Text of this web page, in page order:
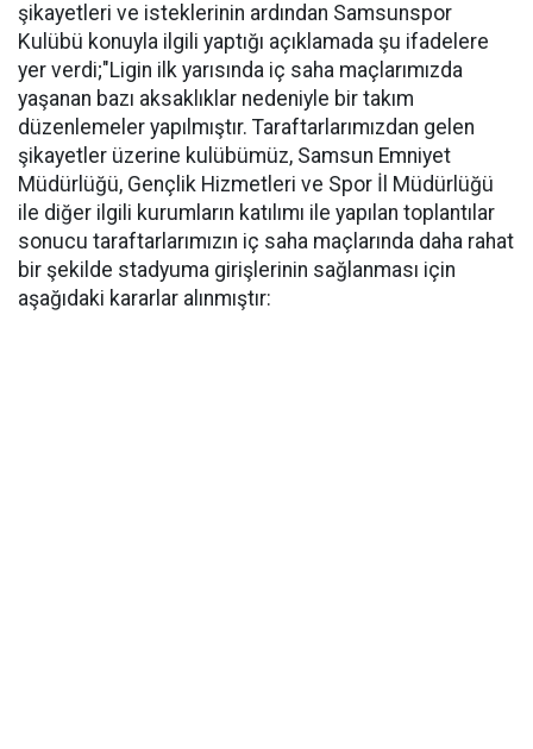
şikayetleri ve isteklerinin ardından Samsunspor
Kulübü konuyla ilgili yaptığı açıklamada şu ifadelere
yer verdi;"Ligin ilk yarısında iç saha maçlarımızda
yaşanan bazı aksaklıklar nedeniyle bir takım
düzenlemeler yapılmıştır. Taraftarlarımızdan gelen
şikayetler üzerine kulübümüz, Samsun Emniyet
Müdürlüğü, Gençlik Hizmetleri ve Spor İl Müdürlüğü
ile diğer ilgili kurumların katılımı ile yapılan toplantılar
sonucu taraftarlarımızın iç saha maçlarında daha rahat
bir şekilde stadyuma girişlerinin sağlanması için
aşağıdaki kararlar alınmıştır: